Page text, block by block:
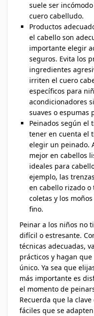
suele ser
cuero cabelludo.
Productos
el cabello son
importante elegir
seguros. Evita los
ingredientes
irriten el cuero
específicos para
acondicionadores
suaves o espumas
Peinados según el
tener en cuenta el
elegir un peinado.
mejor en cabellos
ideales para
ejemplo, las
en cabello rizado
coletas y los
fino.
Peinar a los niños no
difícil o estresante.
técnicas adecuadas,
prácticos y hagan
único. Ya sea que
más importante es
el momento de
Recuerda que la
fáciles que se